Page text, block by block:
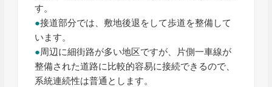
す。
●接道部分では、敷地後退をして歩道を整備して
います。
●周辺に細街路が多い地区ですが、片側一車線が
整備された道路に比較的容易に接続できるので、
系統連続性は普通とします。